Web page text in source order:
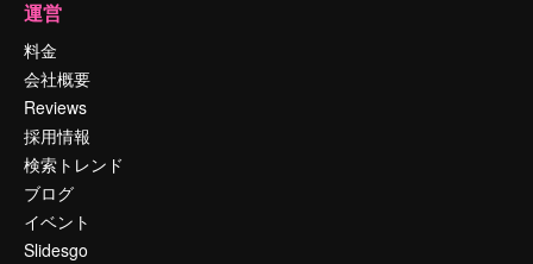
運営
料金
会社概要
Reviews
採用情報
検索トレンド
ブログ
イベント
Slidesgo